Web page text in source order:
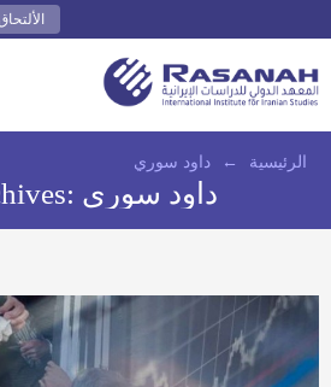
الرئيسية ← داود سوري
داود سوري